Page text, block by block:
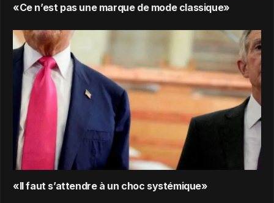
«Ce n’est pas une marque de mode classique»
«Il faut s’attendre à un choc systémique»